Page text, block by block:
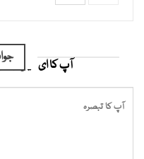
آپ کا ای میل